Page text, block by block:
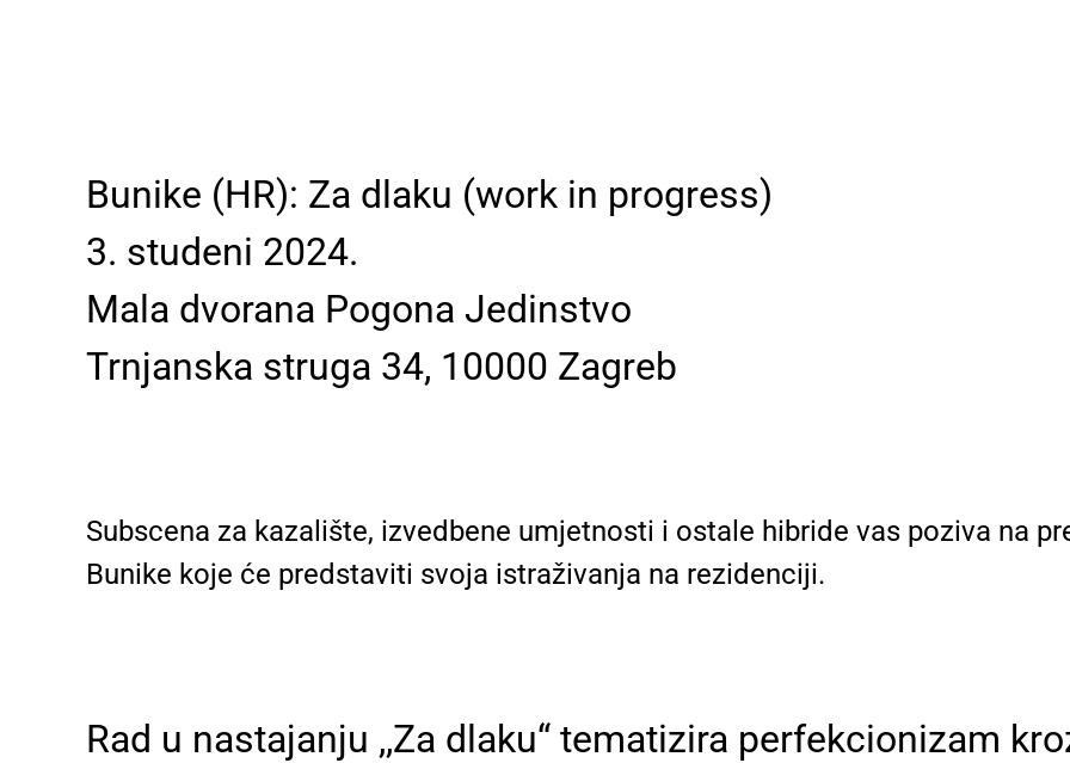
Bunike (HR): Za dlaku (work in progress)
3. studeni 2024.
Mala dvorana Pogona Jedinstvo
Trnjanska struga 34, 10000 Zagreb
Subscena za kazalište, izvedbene umjetnosti i ostale hibride vas poziva na
Bunike koje će predstaviti svoja istraživanja na rezidenciji.
Rad u nastajanju ,,Za dlaku“ tematizira perfekcionizam